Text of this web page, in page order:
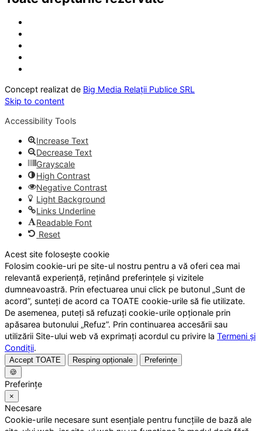
Concept realizat de Big Media Relații Publice SRL
Skip to content
Accessibility Tools
Increase Text
Decrease Text
Grayscale
High Contrast
Negative Contrast
Light Background
Links Underline
Readable Font
Reset
Acest site folosește cookie
Folosim cookie-uri pe site-ul nostru pentru a vă oferi cea mai
relevantă experiență, reținând preferințele și vizitele
dumneavoastră. Prin efectuarea unui click pe butonul „Sunt de
acord”, sunteți de acord ca TOATE cookie-urile să fie utilizate.
De asemenea, puteți să refuzați cookie-urile opționale prin
apăsarea butonului „Refuz”. Prin continuarea accesării sau
utilizării Site-ului web vă exprimați acordul cu privire la Termeni și
Condiții.
Accept TOATE Resping opționale
Preferințe
🍪
Preferințe
×
Necesare
Cookie-urile necesare sunt esențiale pentru funcțiile de bază ale